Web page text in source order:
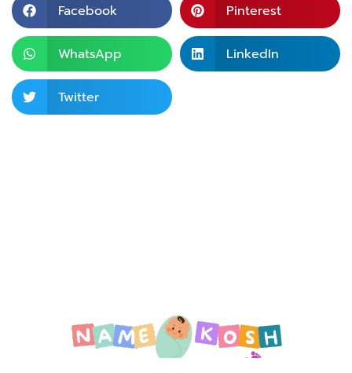
Facebook Pinterest
WhatsApp LinkedIn
Twitter